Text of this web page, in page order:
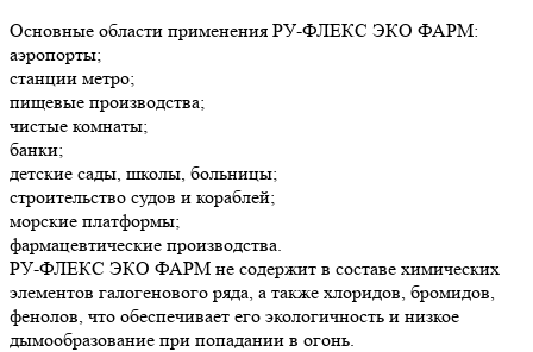
Основные области применения РУ-ФЛЕКС ЭКО ФАРМ:
аэропорты;
станции метро;
пищевые производства;
чистые комнаты;
банки;
детские сады, школы, больницы;
строительство судов и кораблей;
морские платформы;
фармацевтические производства.
РУ-ФЛЕКС ЭКО ФАРМ не содержит в составе химических
элементов галогенового ряда, а также хлоридов, бромидов,
фенолов, что обеспечивает его экологичность и низкое
дымообразование при попадании в огонь.